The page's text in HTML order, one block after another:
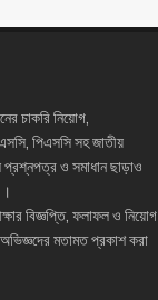
চাকরি নিয়োগ,
পিএসসি সহ জাতীয়
প্রশ্নপত্র ও সমাধান ছাড়াও
বিজ্ঞপ্তি, ফলাফল ও নিয়োগ
মতামত প্রকাশ করা